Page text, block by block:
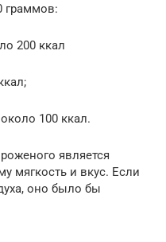
граммов:
200 ккал
100 ккал.
является
мягкость и вкус. Если
оно было бы